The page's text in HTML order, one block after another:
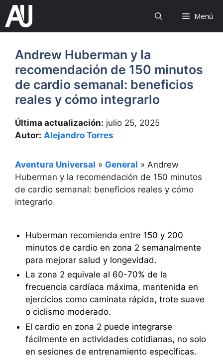
Saltar
contenido
Menú
Andrew Huberman y la
recomendación de 150 minutos
de cardio semanal: beneficios
reales y cómo integrarlo
Última actualización: julio 25, 2025
Autor: Alejandro Torres
Aventura Universal » General » Andrew
Huberman y la recomendación de 150 minutos
de cardio semanal: beneficios reales y cómo
integrarlo
Huberman recomienda entre 150 y 200
minutos de cardio en zona 2 semanalmente
para mejorar salud y longevidad.
La zona 2 equivale al 60-70% de la
frecuencia cardíaca máxima, mantenida en
ejercicios como caminata rápida, trote suave
o ciclismo moderado.
El cardio en zona 2 puede integrarse
fácilmente en actividades cotidianas, no solo
en sesiones de entrenamiento específicas.